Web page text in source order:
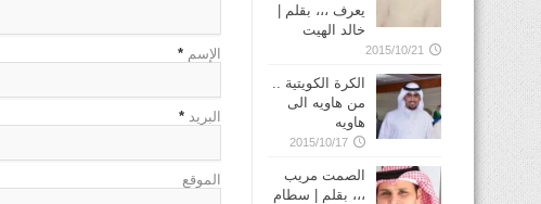
الإسم *
البريد *
الموقع
يعرف ،،، بقلم |
خالد الهيت
2015/10/21
الكرة الكويتية ..
من هاويه الى
هاويه
2015/10/17
الصمت مريب
،،، بقلم | سطام